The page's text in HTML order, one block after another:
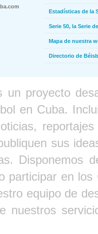
Estadísticas de la
Serie 50, la Serie
Mapa de nuestra
Directorio de
un proyecto
en Cuba.
sus
Disponemos
participar en
equipo de
nuestros